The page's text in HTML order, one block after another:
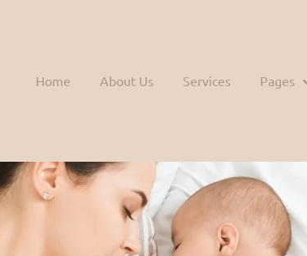
Home About Us Services Pages